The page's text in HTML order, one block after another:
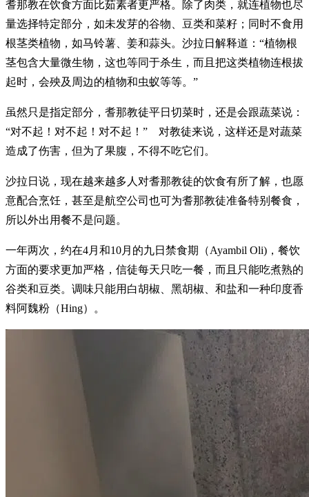
耆那教在饮食方面比茹素者更严格。除了肉类，就连植物也尽
量选择特定部分，如未发芽的谷物、豆类和菜籽；同时不食用
根茎类植物，如马铃薯、姜和蒜头。沙拉日解释道：“植物根
茎包含大量微生物，这也等同于杀生，而且把这类植物连根拔
起时，会殃及周边的植物和虫蚁等等。”
虽然只是指定部分，耆那教徒平日切菜时，还是会跟蔬菜说：
“对不起！对不起！对不起！” 对教徒来说，这样还是对蔬菜
造成了伤害，但为了果腹，不得不吃它们。
沙拉日说，现在越来越多人对耆那教徒的饮食有所了解，也愿
意配合烹饪，甚至是航空公司也可为耆那教徒准备特别餐食，
所以外出用餐不是问题。
一年两次，约在4月和10月的九日禁食期（Ayambil Oli)，餐饮
方面的要求更加严格，信徒每天只吃一餐，而且只能吃煮熟的
谷类和豆类。调味只能用白胡椒、黑胡椒、和盐和一种印度香
料阿魏粉（Hing）。